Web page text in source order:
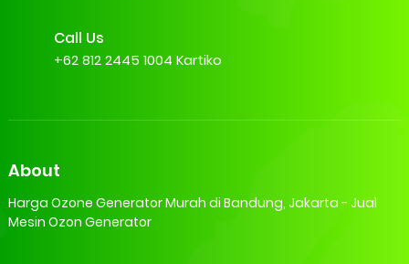
Call Us
+62 812 2445 1004 Kartiko
About
Harga Ozone Generator Murah di Bandung, Jakarta - Jual
Mesin Ozon Generator